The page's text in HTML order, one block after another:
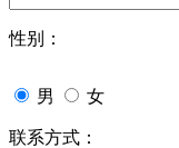
性别：
男 女
联系方式：